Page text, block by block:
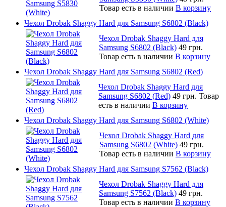
Товар есть в наличии В корзину
Чехол Drobak Shaggy Hard для Samsung S6802 (Black)
Чехол Drobak Shaggy Hard для
Samsung S6802 (Black) 49 грн.
Товар есть в наличии В корзину
Чехол Drobak Shaggy Hard для Samsung S6802 (Red)
Чехол Drobak Shaggy Hard для
Samsung S6802 (Red) 49 грн. Товар
есть в наличии В корзину
Чехол Drobak Shaggy Hard для Samsung S6802 (White)
Чехол Drobak Shaggy Hard для
Samsung S6802 (White) 49 грн.
Товар есть в наличии В корзину
Чехол Drobak Shaggy Hard для Samsung S7562 (Black)
Чехол Drobak Shaggy Hard для
Samsung S7562 (Black) 49 грн.
Товар есть в наличии В корзину